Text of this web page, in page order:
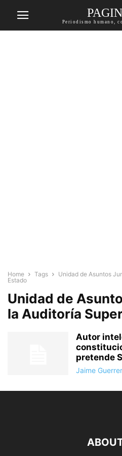
Periodismo humano,
Home Tags
Unidad de Asuntos
Estado
Unidad de
la Auditoría
Autor
pretende
Jaime